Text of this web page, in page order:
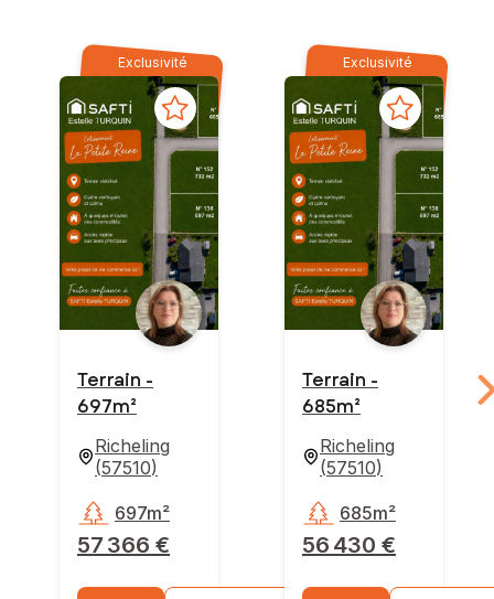
Exclusivité
Terrain -
697m²
Richeling
(57510)
57 366 €
697m²
Exclusivité
Terrain -
685m²
Richeling
(57510)
56 430 €
685m²